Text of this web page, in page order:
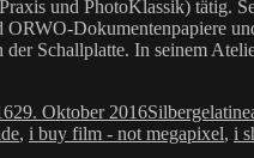
und PhotoKlassik) tätig.
ORWO-Dokumentenpapiere
Schallplatte. In seinem
29. Oktober 2016Kategorien
Silbergelatine
, i buy film - not megapixel, i